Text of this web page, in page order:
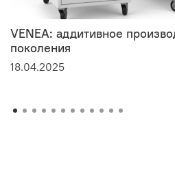
VENEA: аддитивное
поколения
18.04.2025